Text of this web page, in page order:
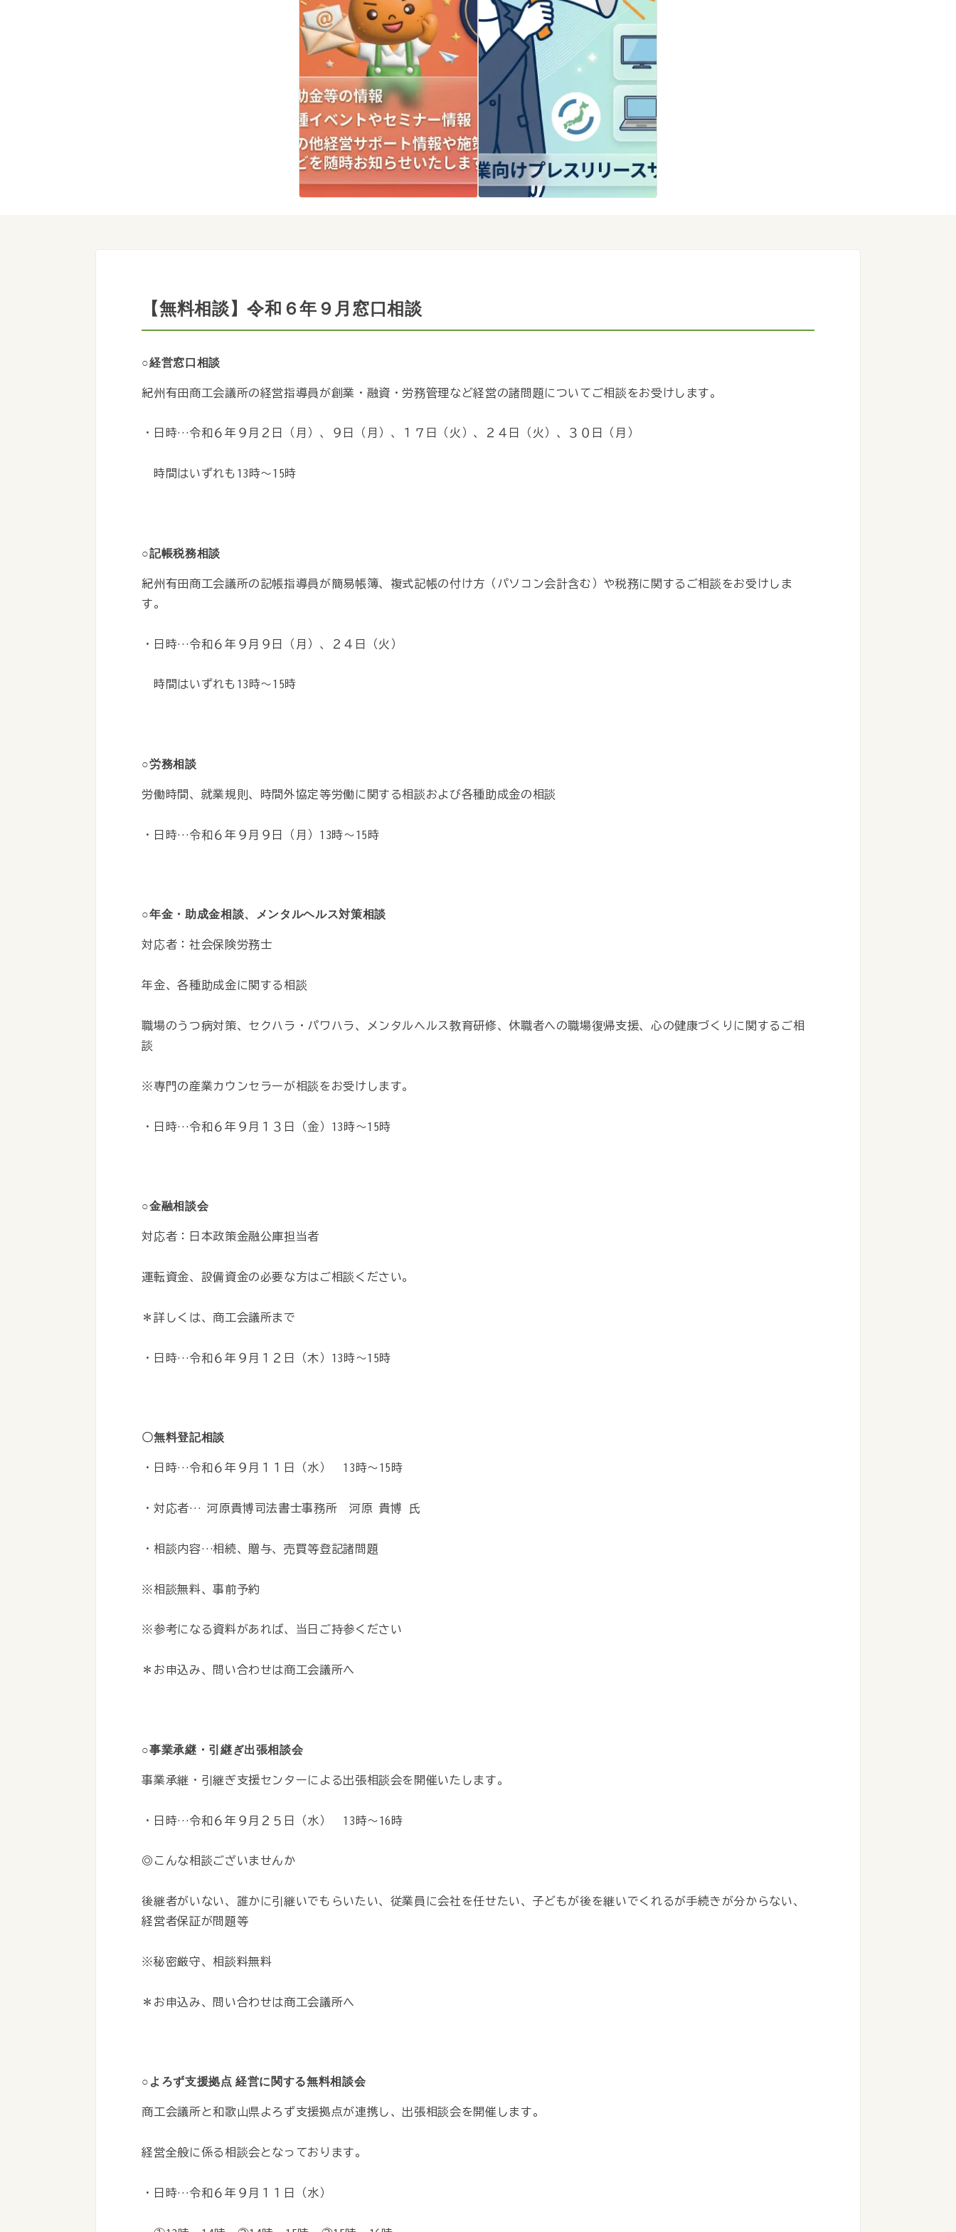
【無料相談】令和６年９月窓口相談
○経営窓口相談
紀州有田商工会議所の経営指導員が創業・融資・労務管理など経営の諸問題についてご相談をお受けします。
・日時…令和６年９月２日（月）、９日（月）、１７日（火）、２４日（火）、３０日（月）
時間はいずれも13時～15時
○記帳税務相談
紀州有田商工会議所の記帳指導員が簡易帳簿、複式記帳の付け方（パソコン会計含む）や税務に関するご相談をお受けしま
す。
・日時…令和６年９月９日（月）、２４日（火）
時間はいずれも13時～15時
○労務相談
労働時間、就業規則、時間外協定等労働に関する相談および各種助成金の相談
・日時…令和６年９月９日（月）13時～15時
○年金・助成金相談、メンタルヘルス対策相談
対応者：社会保険労務士
年金、各種助成金に関する相談
職場のうつ病対策、セクハラ・パワハラ、メンタルヘルス教育研修、休職者への職場復帰支援、心の健康づくりに関するご相
談
※専門の産業カウンセラーが相談をお受けします。
・日時…令和６年９月１３日（金）13時～15時
○金融相談会
対応者：日本政策金融公庫担当者
運転資金、設備資金の必要な方はご相談ください。
＊詳しくは、商工会議所まで
・日時…令和６年９月１２日（木）13時～15時
〇無料登記相談
・日時…令和６年９月１１日（水） 13時～15時
・対応者… 河原貴博司法書士事務所 河原 貴博 氏
・相談内容…相続、贈与、売買等登記諸問題
※相談無料、事前予約
※参考になる資料があれば、当日ご持参ください
＊お申込み、問い合わせは商工会議所へ
○事業承継・引継ぎ出張相談会
事業承継・引継ぎ支援センターによる出張相談会を開催いたします。
・日時…令和６年９月２５日（水） 13時～16時
◎こんな相談ございませんか
後継者がいない、誰かに引継いでもらいたい、従業員に会社を任せたい、子どもが後を継いでくれるが手続きが分からない、
経営者保証が問題等
※秘密厳守、相談料無料
＊お申込み、問い合わせは商工会議所へ
○ よろず支援拠点 経営に関する無料相談会
商工会議所と和歌山県よろず支援拠点が連携し、出張相談会を開催します。
経営全般に係る相談会となっております。
・日時…令和６年９月１１日（水）